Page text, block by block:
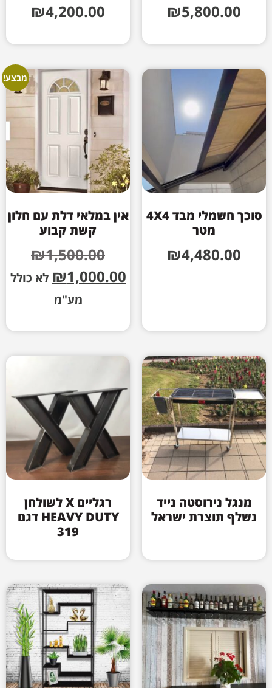
₪5,800.00
₪4,200.00
סוכך חשמלי מבד 4X4
מטר
₪4,480.00
מבצע!
אין במלאי דלת עם חלון
קשת קבוע
₪1,500.00
₪1,000.00
לא כולל
מע"מ
מנגל נירוסטה נייד
נשלף תוצרת ישראל
רגליים X לשולחן
HEAVY DUTY דגם
319